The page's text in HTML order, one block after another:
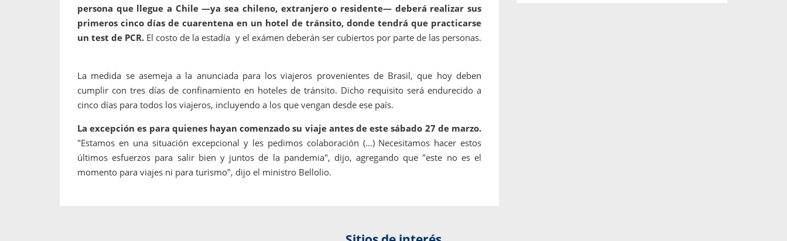
persona que llegue a Chile —ya sea chileno, extranjero o residente— deberá realizar sus
primeros cinco días de cuarentena en un hotel de tránsito, donde tendrá que practicarse
un test de PCR. El costo de la estadía y el exámen deberán ser cubiertos por parte de las personas.
La medida se asemeja a la anunciada para los viajeros provenientes de Brasil, que hoy deben
cumplir con tres días de confinamiento en hoteles de tránsito. Dicho requisito será endurecido a
cinco días para todos los viajeros, incluyendo a los que vengan desde ese país.
La excepción es para quienes hayan comenzado su viaje antes de este sábado 27 de marzo.
"Estamos en una situación excepcional y les pedimos colaboración (...) Necesitamos hacer estos
últimos esfuerzos para salir bien y juntos de la pandemia", dijo, agregando que "este no es el
momento para viajes ni para turismo", dijo el ministro Bellolio.